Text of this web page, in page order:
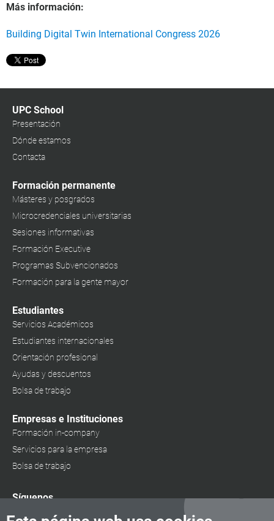
Más información:
Building Digital Twin International Congress 2026
UPC School
Presentación
Dónde estamos
Contacta
Formación permanente
Másteres y posgrados
Microcredenciales universitarias
Sesiones informativas
Formación Executive
Programas Subvencionados
Formación para la gente mayor
Estudiantes
Servicios Académicos
Estudiantes internacionales
Orientación profesional
Ayudas y descuentos
Bolsa de trabajo
Empresas e Instituciones
Formación in-company
Servicios para la empresa
Bolsa de trabajo
Síguenos